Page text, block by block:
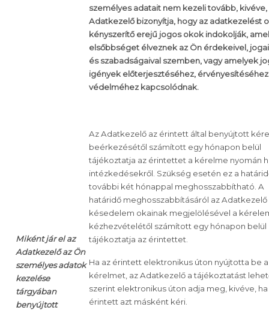
személyes adatait nem kezeli tovább, kivéve,
Adatkezelő bizonyítja, hogy az adatkezelést
kényszerítő erejű jogos okok indokolják,
elsőbbséget élveznek az Ön érdekeivel,
és szabadságaival szemben, vagy amelyek
igények előterjesztéséhez,
védelméhez kapcsolódnak.
Miként jár el az
Adatkezelő az Ön
személyes adatok
kezelése
tárgyában
benyújtott
Az Adatkezelő az érintett által benyújtott
beérkezésétől számított egy hónapon belül
tájékoztatja az érintettet a kérelme nyomán
intézkedésekről. Szükség esetén ez a
további két hónappal meghosszabbítható. A
határidő meghosszabbításáról az Adatkezelő
késedelem okainak megjelölésével a
kézhezvételétől számított egy hónapon belül
tájékoztatja az érintettet.
Ha az érintett elektronikus úton nyújtotta be a
kérelmet, az Adatkezelő a tájékoztatást
szerint elektronikus úton adja meg, kivéve, ha
érintett azt másként kéri.